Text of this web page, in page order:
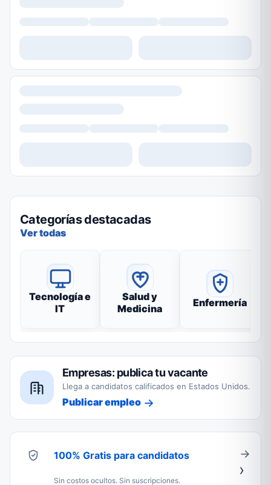
Categorías destacadas
Ver todas
Tecnología e
IT
Salud y
Medicina
Enfermería
Empresas: publica tu vacante
Llega a candidatos calificados en Estados Unidos.
Publicar empleo
100% Gratis para candidatos
Sin costos ocultos. Sin suscripciones.